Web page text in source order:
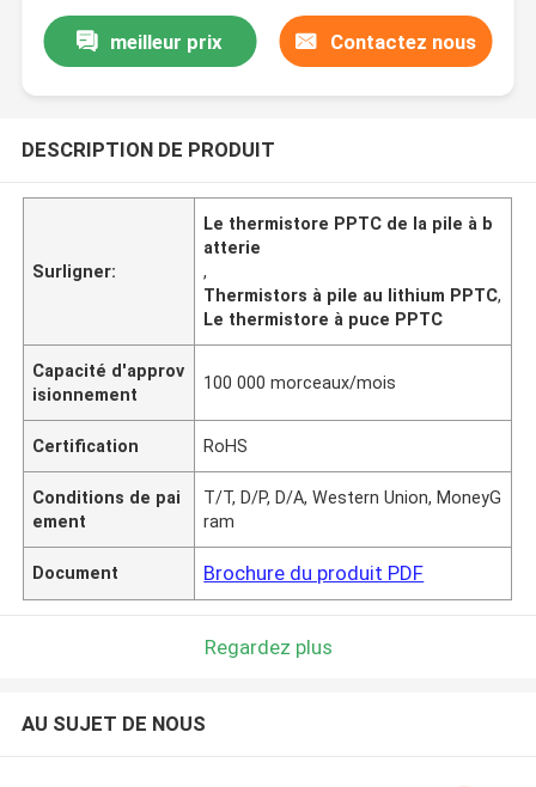
meilleur prix Contactez nous
DESCRIPTION DE PRODUIT
Surligner:
Le thermistore PPTC de la pile à b
atterie
,
Thermistors à pile au lithium PPTC,
Le thermistore à puce PPTC
Capacité d'approv
isionnement
100 000 morceaux/mois
Certification RoHS
Conditions de pai
ement
T/T, D/P, D/A, Western Union, MoneyG
ram
Document Brochure du produit PDF
Regardez plus
AU SUJET DE NOUS